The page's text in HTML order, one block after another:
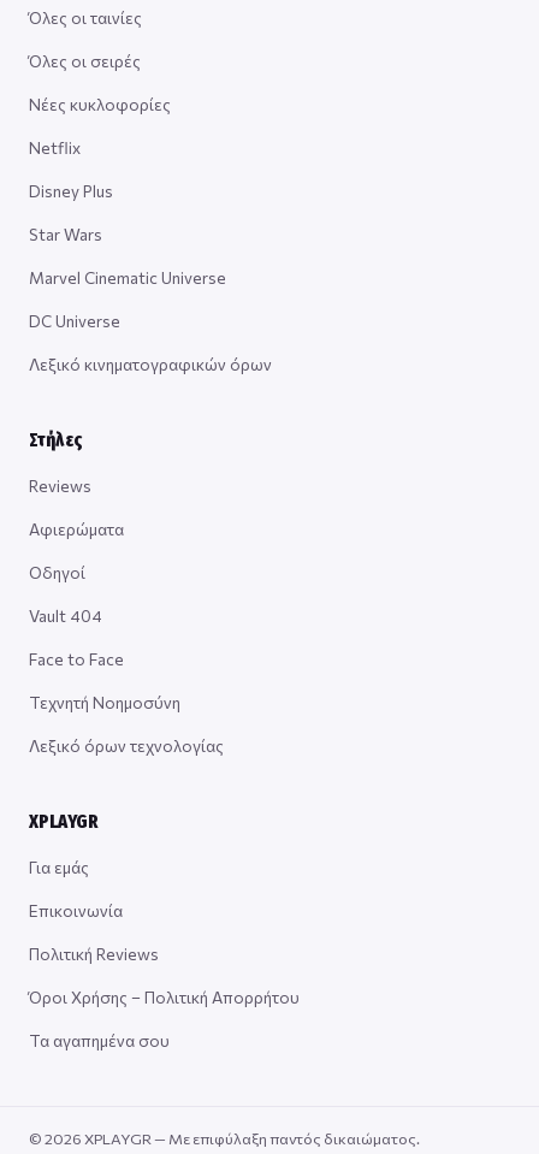
Όλες οι ταινίες
Όλες οι σειρές
Νέες κυκλοφορίες
Netflix
Disney Plus
Star Wars
Marvel Cinematic Universe
DC Universe
Λεξικό κινηματογραφικών όρων
Στήλες
Reviews
Αφιερώματα
Οδηγοί
Vault 404
Face to Face
Τεχνητή Νοημοσύνη
Λεξικό όρων τεχνολογίας
XPLAYGR
Για εμάς
Επικοινωνία
Πολιτική Reviews
Όροι Χρήσης – Πολιτική Απορρήτου
Τα αγαπημένα σου
© 2026 XPLAYGR — Με επιφύλαξη παντός δικαιώματος.